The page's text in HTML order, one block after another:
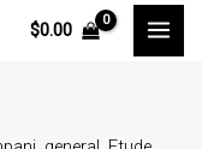
$0.00